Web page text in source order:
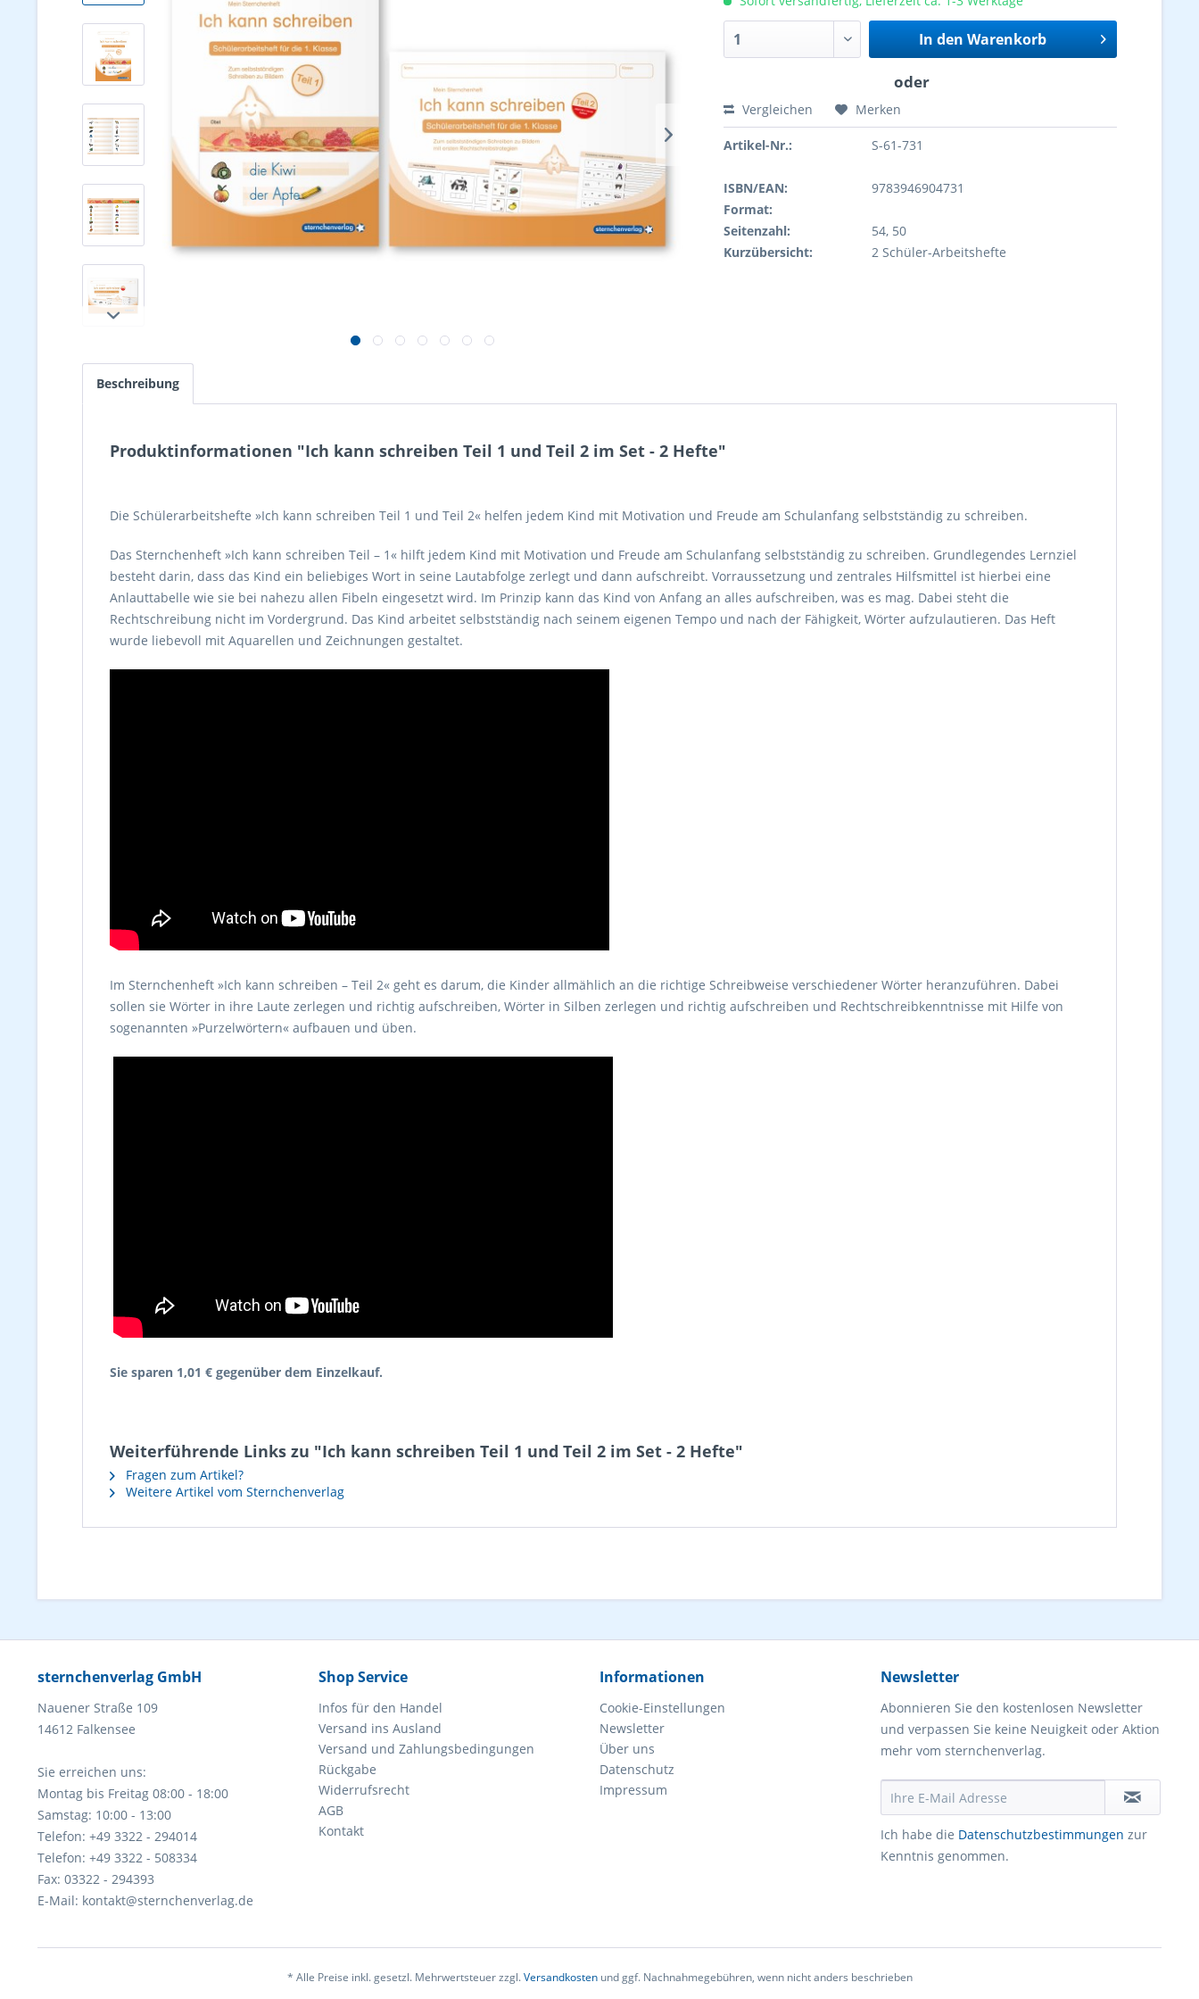
In den Warenkorb
Vergleichen Merken
Artikel-Nr.: S-61-731
ISBN/EAN:
9783946904731
Format:
Seitenzahl:
54, 50
Kurzübersicht:
2 Schüler-Arbeitshefte
Beschreibung
Produktinformationen "Ich kann schreiben Teil 1 und Teil 2 im Set - 2 Hefte"
Die Schülerarbeitshefte »Ich kann schreiben Teil 1 und Teil 2« helfen jedem Kind mit Motivation und Freude am Schulanfang selbstständig zu schreiben.
Das Sternchenheft »Ich kann schreiben Teil – 1« hilft jedem Kind mit Motivation und Freude am Schulanfang selbstständig zu schreiben. Grundlegendes Lernziel
besteht darin, dass das Kind ein beliebiges Wort in seine Lautabfolge zerlegt und dann aufschreibt. Vorraussetzung und zentrales Hilfsmittel ist hierbei eine
Anlauttabelle wie sie bei nahezu allen Fibeln eingesetzt wird. Im Prinzip kann das Kind von Anfang an alles aufschreiben, was es mag. Dabei steht die
Rechtschreibung nicht im Vordergrund. Das Kind arbeitet selbstständig nach seinem eigenen Tempo und nach der Fähigkeit, Wörter aufzulautieren. Das Heft
wurde liebevoll mit Aquarellen und Zeichnungen gestaltet.
Im Sternchenheft »Ich kann schreiben – Teil 2« geht es darum, die Kinder allmählich an die richtige Schreibweise verschiedener Wörter heranzuführen. Dabei
sollen sie Wörter in ihre Laute zerlegen und richtig aufschreiben, Wörter in Silben zerlegen und richtig aufschreiben und Rechtschreibkenntnisse mit Hilfe von
sogenannten »Purzelwörtern« aufbauen und üben.
Sie sparen 1,01 € gegenüber dem Einzelkauf.
Weiterführende Links zu "Ich kann schreiben Teil 1 und Teil 2 im Set - 2 Hefte"
Fragen zum Artikel?
Weitere Artikel vom Sternchenverlag
sternchenverlag GmbH
Nauener Straße 109
14612 Falkensee
Sie erreichen uns:
Montag bis Freitag 08:00 - 18:00
Samstag: 10:00 - 13:00
Telefon: +49 3322 - 294014
Telefon: +49 3322 - 508334
Fax: 03322 - 294393
E-Mail: kontakt@sternchenverlag.de
Shop Service
Infos für den Handel
Versand ins Ausland
Versand und Zahlungsbedingungen
Rückgabe
Widerrufsrecht
AGB
Kontakt
Informationen
Cookie-Einstellungen
Newsletter
Über uns
Datenschutz
Impressum
Newsletter
Abonnieren Sie den kostenlosen Newsletter
und verpassen Sie keine Neuigkeit oder Aktion
mehr vom sternchenverlag.
Ich habe die Datenschutzbestimmungen zur
Kenntnis genommen.
* Alle Preise inkl. gesetzl. Mehrwertsteuer zzgl.Versandkostenund ggf. Nachnahmegebühren, wenn nicht anders beschrieben